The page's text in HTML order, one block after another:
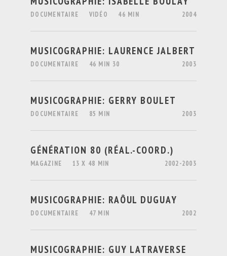
DOCUMENTAIRE VIDÉO 46 MIN 2004
MUSICOGRAPHIE: LAURENCE JALBERT
DOCUMENTAIRE 46 MIN 30 2003
MUSICOGRAPHIE: GERRY BOULET
DOCUMENTAIRE 85 MIN 2003
GÉNÉRATION 80 (RÉAL.-COORD.)
MAGAZINE 13 X 48 MIN 2002-2003
MUSICOGRAPHIE: RAÔUL DUGUAY
DOCUMENTAIRE 47 MIN 2002
MUSICOGRAPHIE: GUY LATRAVERSE